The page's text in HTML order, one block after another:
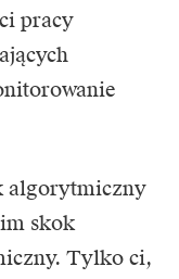
pracy
algorytmiczny
skok
Tylko ci,